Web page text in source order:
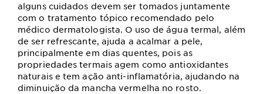
alguns cuidados devem ser tomados juntamente
com o tratamento tópico recomendado pelo
médico dermatologista. O uso de água termal, além
de ser refrescante, ajuda a acalmar a pele,
principalmente em dias quentes, pois as
propriedades termais agem como antioxidantes
naturais e tem ação anti-inflamatória, ajudando na
diminuição da mancha vermelha no rosto.